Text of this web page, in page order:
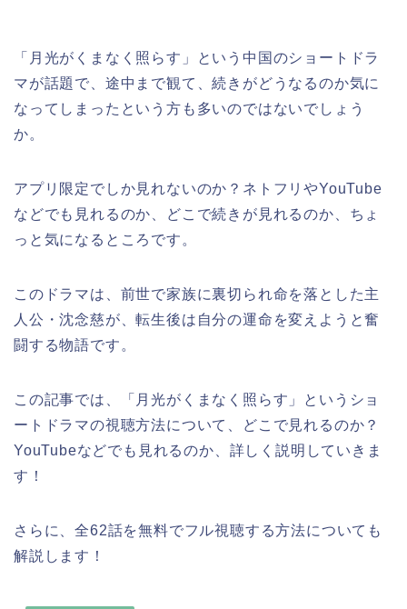
「月光がくまなく照らす 」
という中国のショートドラ
マが話題で、途中まで観て、続きがどうなるのか気に
なってしまったという方も多いのではないでしょう
か。
アプリ限定でしか見れないのか？ネトフリやYouTube
などでも見れるのか、どこで続きが見れるのか、ちょ
っと気になるところです。
このドラマは、前世で家族に裏切られ命を落とした主
人公・沈念慈が、転生後は自分の運命を変えようと奮
闘する物語です。
この記事では、 「月光がくまなく照らす 」
というショ
ートドラマの視聴方法について、どこで見れるのか？
YouTubeなどでも見れるのか、詳しく説明していきま
す！
さらに、全62話を無料でフル視聴する方法についても
解説します！